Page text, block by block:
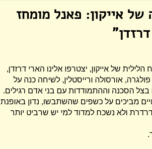
של אייקון: פאנל מומחז
של אייקון, יצטרפו אלינו הארי דרזדן,
פולגרה, אורסולה ורייסטלין, לשיחה כנה על
בצל הסכנה וההתמודדות עם בני אדם רגילים.
מביכים על כשפים שהשתבשו, נדון באופנת
ולא נשכח למדוד למי יש שרביט יותר